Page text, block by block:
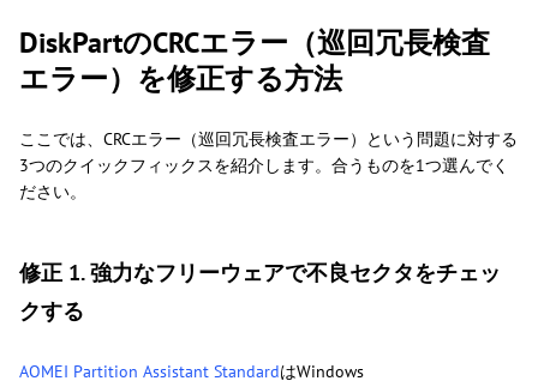
DiskPartのCRCエラー（巡回冗長検査
エラー）を修正する方法
ここでは、CRCエラー（巡回冗長検査エラー）という問題に対する
3つのクイックフィックスを紹介します。合うものを1つ選んでく
ださい。
修正 1. 強力なフリーウェアで不良セクタをチェッ
クする
AOMEI Partition Assistant StandardはWindows